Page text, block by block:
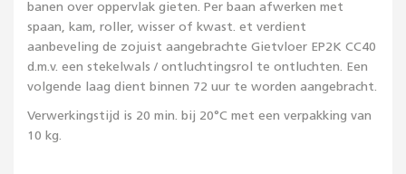
banen over oppervlak gieten. Per baan afwerken met
spaan, kam, roller, wisser of kwast. et verdient
aanbeveling de zojuist aangebrachte Gietvloer EP2K CC40
d.m.v. een stekelwals / ontluchtingsrol te ontluchten. Een
volgende laag dient binnen 72 uur te worden aangebracht.
Verwerkingstijd is 20 min. bij 20°C met een verpakking van
10 kg.